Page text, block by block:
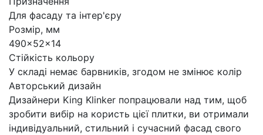
Для фасаду та інтер'єру
Розмір, мм
490x52x14
Стійкість кольору
У складі немає барвників, згодом не змінює колір
Авторський дизайн
Дизайнери King Klinker попрацювали над тим, щоб
зробити вибір на користь цієї плитки, ви отримали
індивідуальний, стильний і сучасний фасад свого